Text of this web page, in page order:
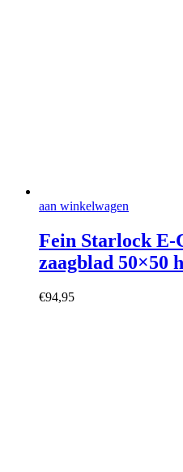
aan winkelwagen
Fein Starlock
zaagblad 50×50
€94,95